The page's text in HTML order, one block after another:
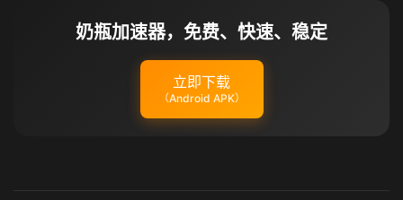
奶瓶加速器，免费、快速、稳定
立即下载
（Android APK）